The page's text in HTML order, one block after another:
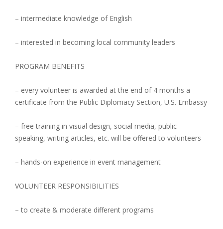
– intermediate knowledge of English
– interested in becoming local community leaders
PROGRAM BENEFITS
– every volunteer is awarded at the end of 4 months a
certificate from the Public Diplomacy Section, U.S. Embassy
– free training in visual design, social media, public
speaking, writing articles, etc. will be offered to volunteers
– hands-on experience in event management
VOLUNTEER RESPONSIBILITIES
– to create & moderate different programs